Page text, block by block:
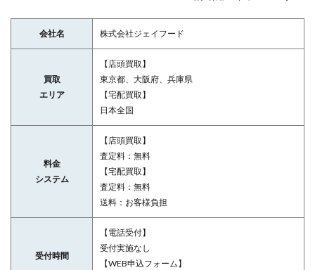
会社名 株式会社ジェイフード
買取
エリア
【店頭買取】
東京都、大阪府、兵庫県
【宅配買取】
日本全国
料金
システム
【店頭買取】
査定料：無料
【宅配買取】
査定料：無料
送料：お客様負担
受付時間
【電話受付】
受付実施なし
【WEB申込フォーム】